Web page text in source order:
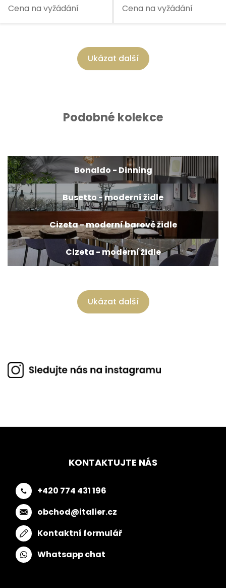
Cena na vyžádání Cena na vyžádání
Ukázat další
Podobné kolekce
Bonaldo - Dinning
Busetto - moderní židle
Cizeta - moderní barové židle
Cizeta - moderní židle
Ukázat další
KONTAKTUJTE NÁS
+420 774 431 196
obchod@italier.cz
Kontaktní formulář
Whatsapp chat